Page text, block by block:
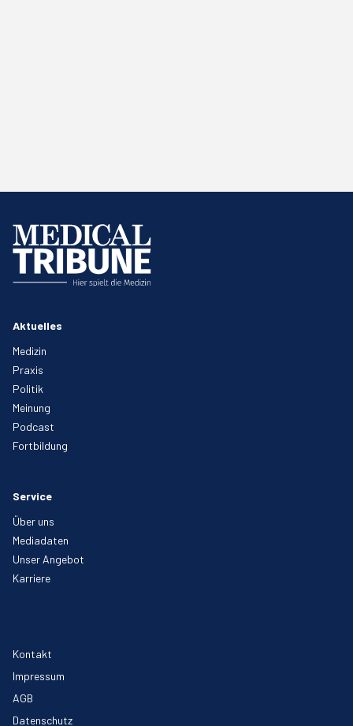
Aktuelles
Medizin
Praxis
Politik
Meinung
Podcast
Fortbildung
Service
Über uns
Mediadaten
Unser Angebot
Karriere
Kontakt
Impressum
AGB
Datenschutz